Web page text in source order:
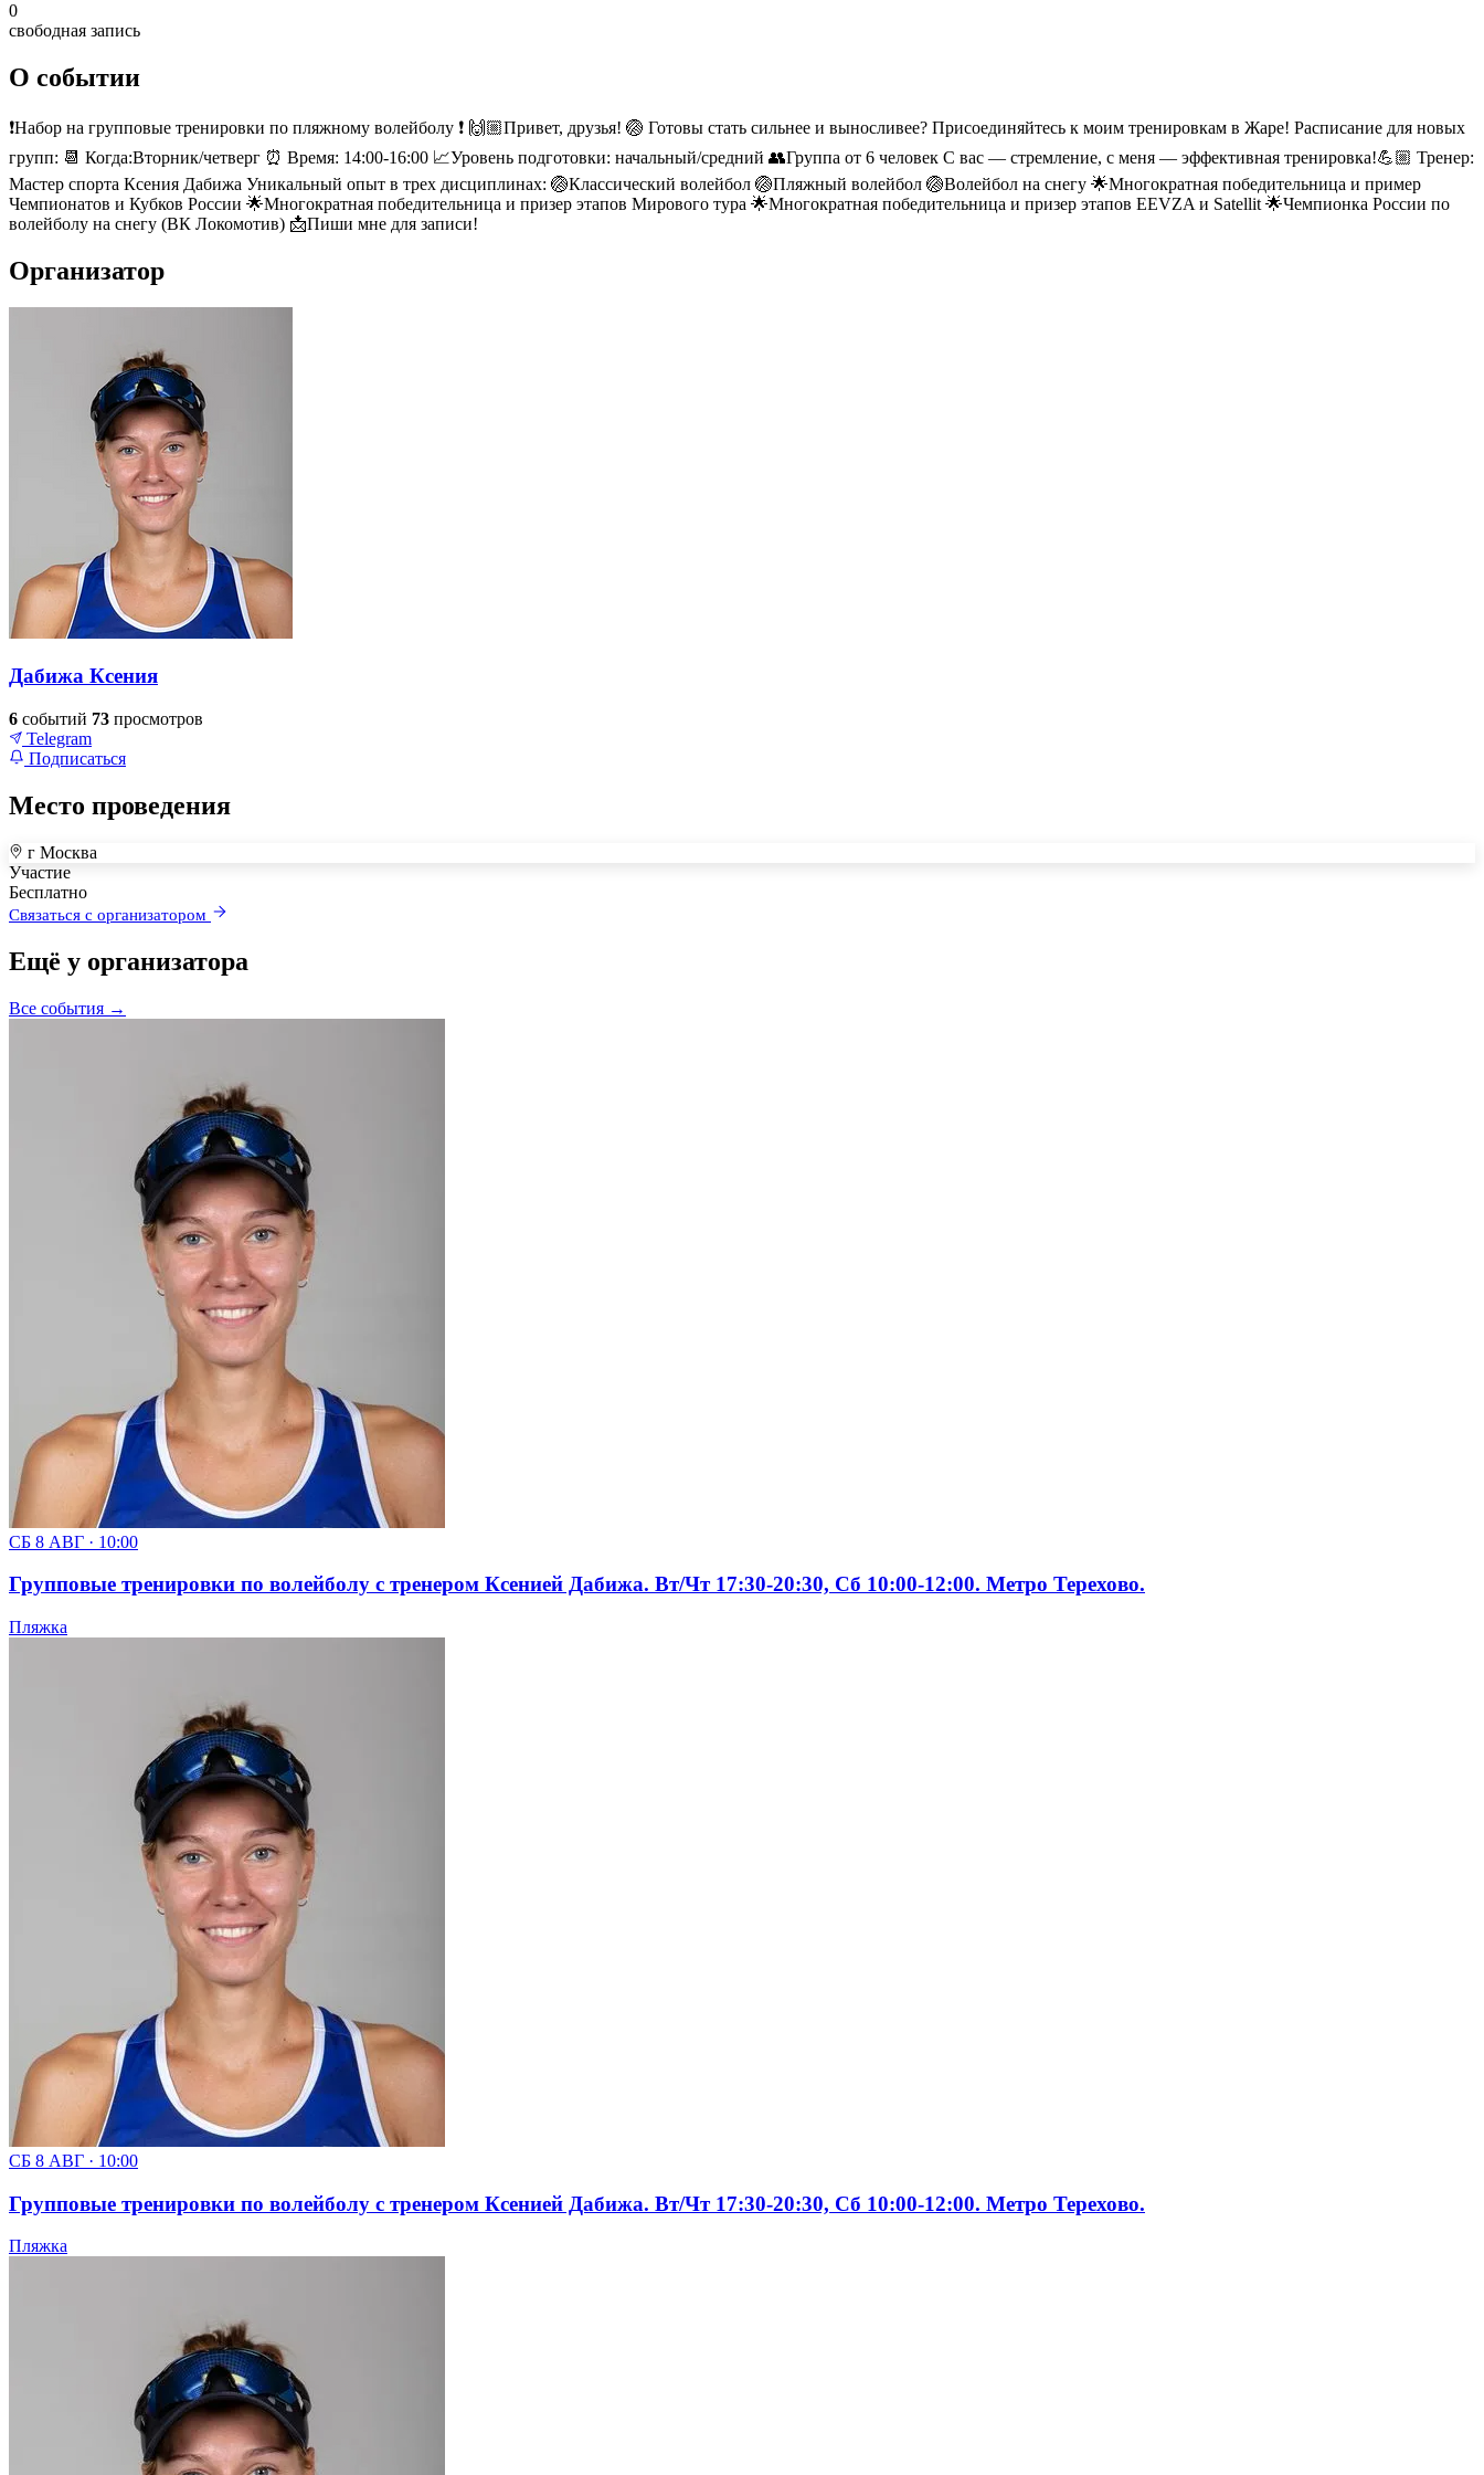
0
свободная запись
О событии
❗️Набор на групповые тренировки по пляжному волейболу ❗️ 🙌🏼Привет, друзья! 🏐 Готовы стать сильнее и выносливее? Присоединяйтесь к моим тренировкам в Жаре! Расписание для новых
групп: 📆 Когда:Вторник/четверг ⏰ Время: 14:00-16:00 📈Уровень подготовки: начальный/средний 👥Группа от 6 человек С вас — стремление, с меня — эффективная тренировка!💪🏼 Тренер:
Мастер спорта Ксения Дабижа Уникальный опыт в трех дисциплинах: 🏐Классический волейбол 🏐Пляжный волейбол 🏐Волейбол на снегу 🌟Многократная победительница и пример
Чемпионатов и Кубков России 🌟Многократная победительница и призер этапов Мирового тура 🌟Многократная победительница и призер этапов EEVZA и Satellit 🌟Чемпионка России по
волейболу на снегу (ВК Локомотив) 📩Пиши мне для записи!
Организатор
Дабижа Ксения
6 событий 73 просмотров
Telegram
Подписаться
Место проведения
+
–
г Москва
Участие
Бесплатно
Связаться с организатором
Ещё у организатора
Все события →
СБ 8 АВГ · 10:00
Групповые тренировки по волейболу с тренером Ксенией Дабижа. Вт/Чт 17:30-20:30, Сб 10:00-12:00. Метро Терехово.
Пляжка
СБ 8 АВГ · 10:00
Групповые тренировки по волейболу с тренером Ксенией Дабижа. Вт/Чт 17:30-20:30, Сб 10:00-12:00. Метро Терехово.
Пляжка